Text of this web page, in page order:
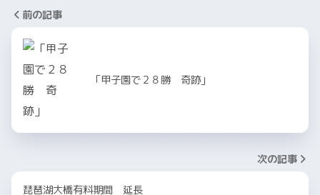
前の記事
「甲子園で２８勝 奇跡」
次の記事
琵琶湖大橋有料期間 延長